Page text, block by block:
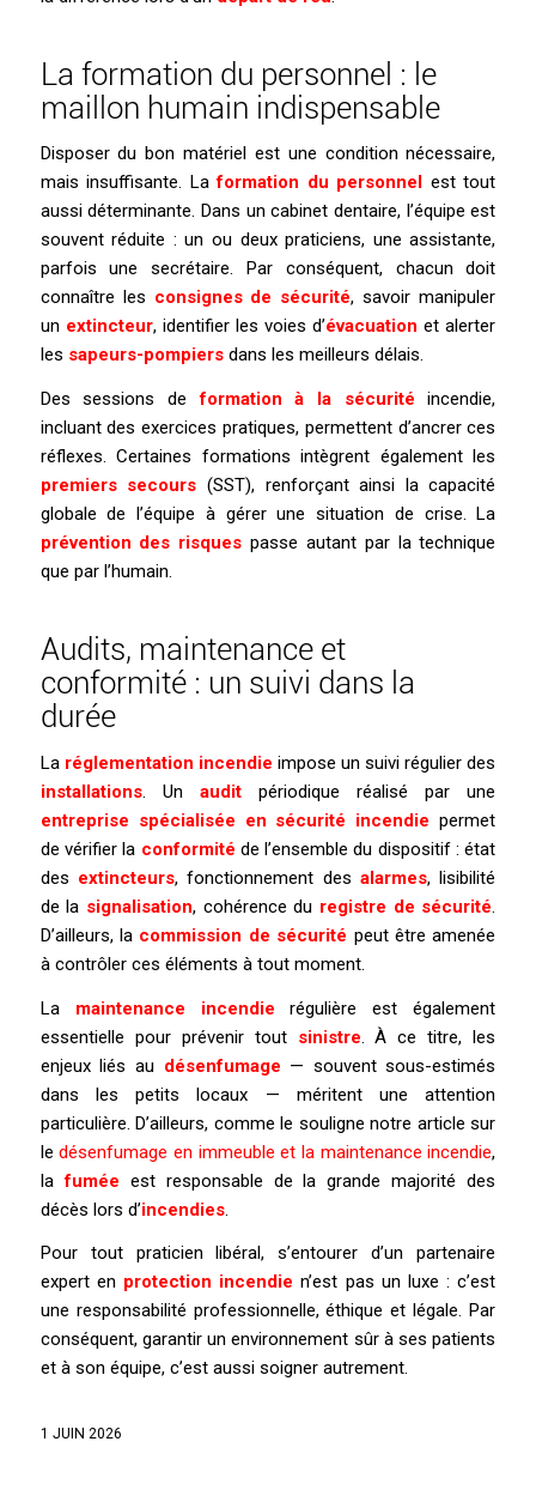
La formation du personnel : le
maillon humain indispensable
Disposer du bon matériel est une condition nécessaire,
mais insuffisante. Laformation du personnel
est tout
aussi déterminante. Dans un cabinet dentaire, l’équipe est
souvent réduite : un ou deux praticiens, une assistante,
parfois une secrétaire. Par conséquent, chacun doit
connaître les consignes de sécurité, savoir manipuler
un extincteur, identifier les voies d’évacuation et alerter
les sapeurs-pompiersdans les meilleurs délais.
Des sessions deformation à la sécurité incendie,
incluant des exercices pratiques, permettent d’ancrer ces
réflexes. Certaines formations intègrent également les
premiers secours (SST), renforçant ainsi la capacité
globale de l’équipe à gérer une situation de crise. La
prévention des risques passe autant par la technique
que par l’humain.
Audits, maintenance et
conformité : un suivi dans la
durée
La réglementation incendie impose un suivi régulier des
installations. Un auditpériodique réalisé par une
entreprise spécialisée en sécurité incendie permet
de vérifier la conformité de l’ensemble du dispositif : état
des extincteurs, fonctionnement desalarmes, lisibilité
de la signalisation, cohérence du registre de sécurité.
D’ailleurs, la commission de sécurité peut être amenée
à contrôler ces éléments à tout moment.
La maintenance incendie régulière est également
essentielle pour prévenir tout sinistre. À ce titre, les
enjeux liés au désenfumage — souvent sous-estimés
dans les petits locaux — méritent une attention
particulière. D’ailleurs, comme le souligne notre article sur
ledésenfumage en immeuble et la maintenance incendie,
lafumée est responsable de la grande majorité des
décès lors d’incendies.
Pour tout praticien libéral, s’entourer d’un partenaire
expert en protection incendie n’est pas un luxe : c’est
une responsabilité professionnelle, éthique et légale. Par
conséquent, garantir un environnement sûr à ses patients
et à son équipe, c’est aussi soigner autrement.
1 JUIN 2026